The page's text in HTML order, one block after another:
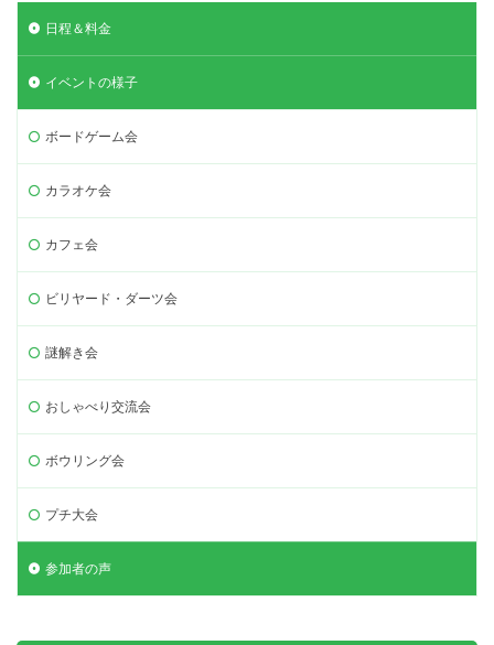
日程＆料金
イベントの様子
ボードゲーム会
カラオケ会
カフェ会
ビリヤード・ダーツ会
謎解き会
おしゃべり交流会
ボウリング会
プチ大会
参加者の声